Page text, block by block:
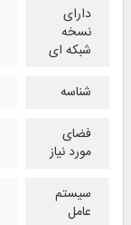
دارای
نسخه
شبکه ای
شناسه
فضای
مورد نیاز
سیستم
عامل